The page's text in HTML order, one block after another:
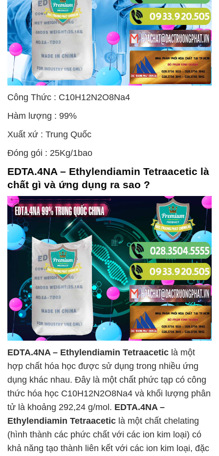
Công Thức : C10H12N2O8Na4
Hàm lượng : 99%
Xuất xứ : Trung Quốc
Đóng gói : 25Kg/1bao
EDTA.4NA – Ethylendiamin Tetraacetic là
chất gì và ứng dụng ra sao ?
EDTA.4NA – Ethylendiamin Tetraacetic là một
hợp chất hóa học được sử dụng trong nhiều ứng
dụng khác nhau. Đây là một chất phức tạp có công
thức hóa học C10H12N2O8Na4 và khối lượng phân
tử là khoảng 292,24 g/mol. EDTA.4NA –
Ethylendiamin Tetraacetic là một chất chelating
(hình thành các phức chất với các ion kim loại) có
khả năng tạo thành liên kết với các ion kim loại, đặc